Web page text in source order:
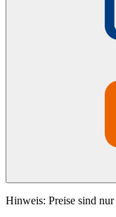
Hinweis: Preise sind